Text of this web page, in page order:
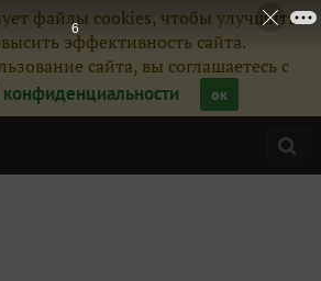
файлы cookies, чтобы улучшить
эффективность сайта.
сайта, вы соглашаетесь с
ок
5